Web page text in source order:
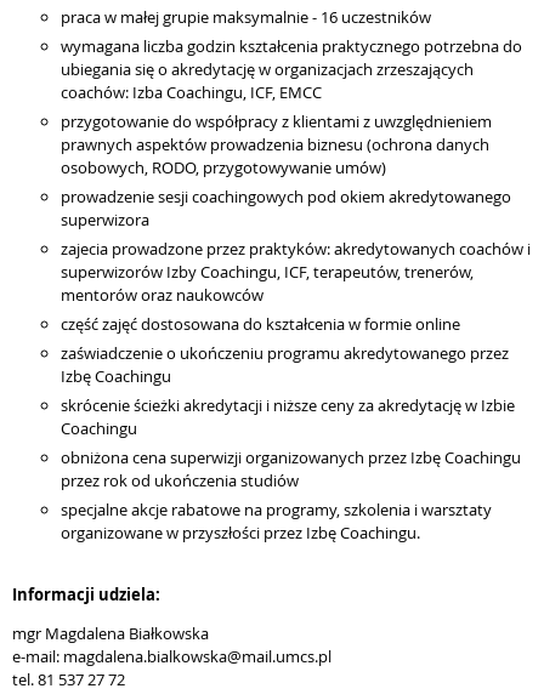
praca w małej grupie maksymalnie - 16 uczestników
wymagana liczba godzin kształcenia praktycznego potrzebna do
ubiegania się o akredytację w organizacjach zrzeszających
coachów: Izba Coachingu, ICF, EMCC
przygotowanie do współpracy z klientami z uwzględnieniem
prawnych aspektów prowadzenia biznesu (ochrona danych
osobowych, RODO, przygotowywanie umów)
prowadzenie sesji coachingowych pod okiem akredytowanego
superwizora
zajecia prowadzone przez praktyków: akredytowanych coachów i
superwizorów Izby Coachingu, ICF, terapeutów, trenerów,
mentorów oraz naukowców
część zajęć dostosowana do kształcenia w formie online
zaświadczenie o ukończeniu programu akredytowanego przez
Izbę Coachingu
skrócenie ścieżki akredytacji i niższe ceny za akredytację w Izbie
Coachingu
obniżona cena superwizji organizowanych przez Izbę Coachingu
przez rok od ukończenia studiów
specjalne akcje rabatowe na programy, szkolenia i warsztaty
organizowane w przyszłości przez Izbę Coachingu.
Informacji udziela:
mgr Magdalena Białkowska
e-mail: magdalena.bialkowska@mail.umcs.pl
tel. 81 537 27 72